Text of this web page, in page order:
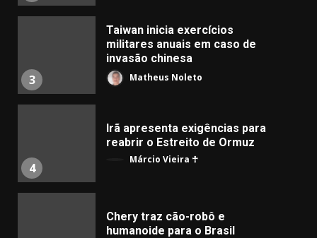
3
Taiwan inicia exercícios
militares anuais em caso de
invasão chinesa
Matheus Noleto
4
Irã apresenta exigências para
reabrir o Estreito de Ormuz
Márcio Vieira ☥
Chery traz cão-robô e
humanoide para o Brasil